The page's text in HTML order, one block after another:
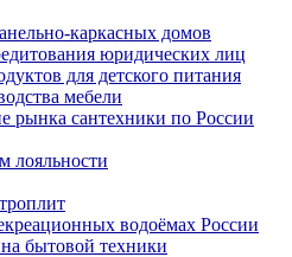
каркасных домов
юридических лиц
для детского питания
мебели
рынка сантехники по России
лояльности
водоёмах России
бытовой техники